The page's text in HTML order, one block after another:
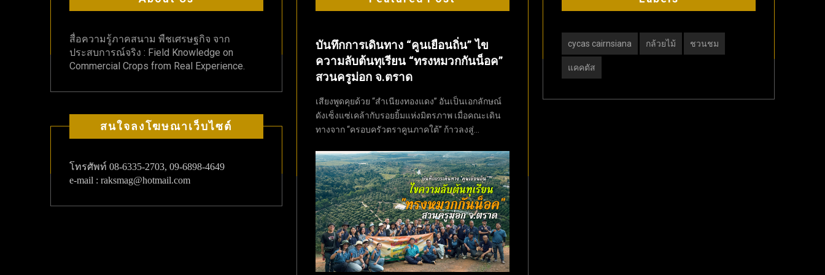
สื่อความรู้ภาคสนาม พืชเศรษฐกิจ จาก
ประสบการณ์จริง : Field Knowledge on
Commercial Crops from Real Experience.
สนใจลงโฆษณาเว็บไซต์
โทรศัพท์ 08-6335-2703, 09-6898-4649
e-mail : raksmag@hotmail.com
บันทึกการเดินทาง “คูนเยือนถิ่น” ไข
ความลับต้นทุเรียน “ทรงหมวกกันน็อค”
สวนครูม่อก จ.ตราด
เสียงพูดคุยด้วย “สำเนียงทองแดง” อันเป็นเอกลักษณ์
ดังเซ็งแซ่เคล้ากับรอยยิ้มแห่งมิตรภาพ เมื่อคณะเดิน
ทางจาก “ครอบครัวตราคูนภาคใต้” ก้าวลงสู่...
cycas cairnsiana กล้วยไม้ ชวนชม
แคคตัส